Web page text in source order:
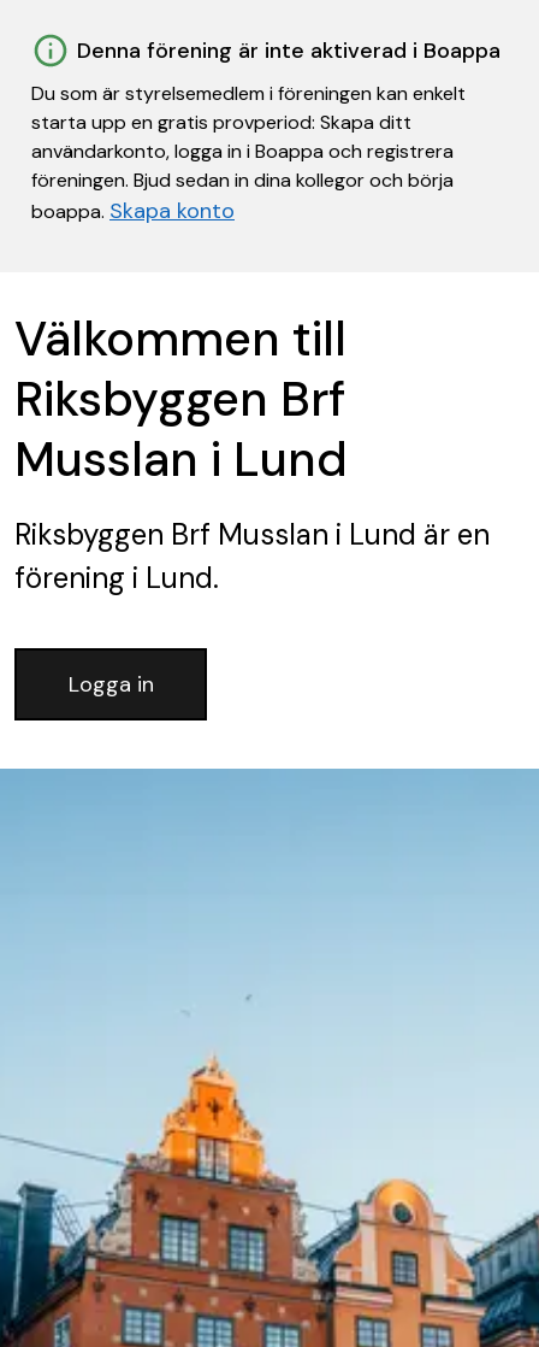
Denna förening är inte aktiverad i Boappa
Du som är styrelsemedlem i föreningen kan enkelt
starta upp en gratis provperiod: Skapa ditt
användarkonto, logga in i Boappa och registrera
föreningen. Bjud sedan in dina kollegor och börja
boappa. Skapa konto
Välkommen till
Riksbyggen Brf
Musslan i Lund
Riksbyggen Brf Musslan i Lund är en
förening i Lund.
Logga in